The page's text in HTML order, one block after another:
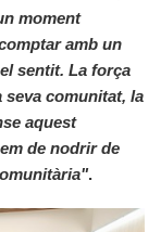
moment
amb un
sentit. La força
seva comunitat, la
aquest
de nodrir de
.